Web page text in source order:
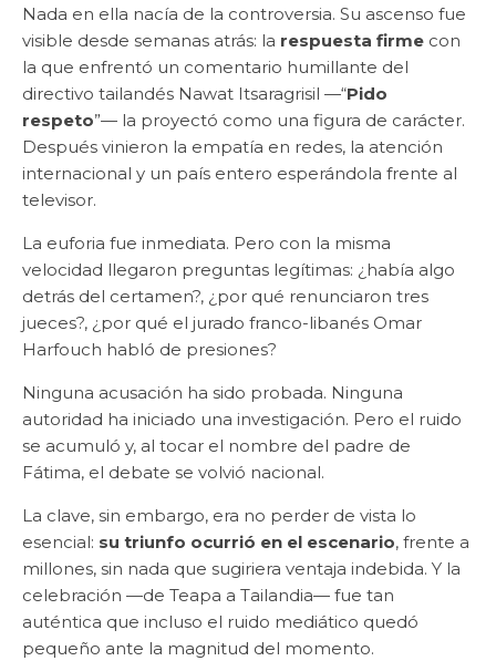
Nada en ella nacía de la controversia. Su ascenso fue
visible desde semanas atrás: la respuesta firme con
la que enfrentó un comentario humillante del
directivo tailandés Nawat Itsaragrisil —“Pido
respeto”— la proyectó como una figura de carácter.
Después vinieron la empatía en redes, la atención
internacional y un país entero esperándola frente al
televisor.
La euforia fue inmediata. Pero con la misma
velocidad llegaron preguntas legítimas: ¿había algo
detrás del certamen?, ¿por qué renunciaron tres
jueces?, ¿por qué el jurado franco-libanés Omar
Harfouch habló de presiones?
Ninguna acusación ha sido probada. Ninguna
autoridad ha iniciado una investigación. Pero el ruido
se acumuló y, al tocar el nombre del padre de
Fátima, el debate se volvió nacional.
La clave, sin embargo, era no perder de vista lo
esencial: su triunfo ocurrió en el escenario, frente a
millones, sin nada que sugiriera ventaja indebida. Y la
celebración —de Teapa a Tailandia— fue tan
auténtica que incluso el ruido mediático quedó
pequeño ante la magnitud del momento.